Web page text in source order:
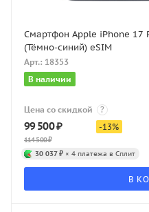
Смартфон Apple iPhone 17
(Тёмно-синий) eSIM
Арт.: 18353
В наличии
Цена со скидкой ?
99 500₽
114 500₽
-13%
30 037 ₽ × 4 платежа в Сплит
В